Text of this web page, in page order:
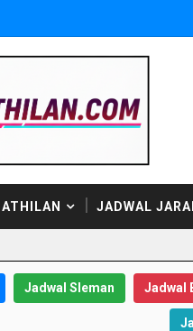
JADWAL
Jadwal Sleman Jadwal